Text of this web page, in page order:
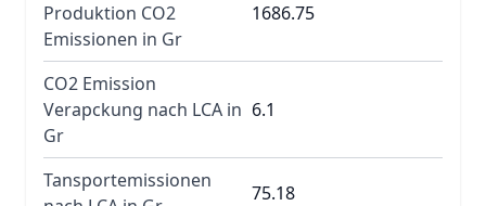
Produktion CO2
Emissionen in Gr
1686.75
CO2 Emission
Verapckung nach LCA in
Gr
6.1
Tansportemissionen
75.18